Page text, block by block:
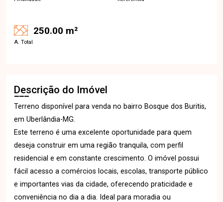
250.00 m²
A. Total
Descrição do Imóvel
Terreno disponível para venda no bairro Bosque dos Buritis,
em Uberlândia-MG.
Este terreno é uma excelente oportunidade para quem
deseja construir em uma região tranquila, com perfil
residencial e em constante crescimento. O imóvel possui
fácil acesso a comércios locais, escolas, transporte público
e importantes vias da cidade, oferecendo praticidade e
conveniência no dia a dia. Ideal para moradia ou